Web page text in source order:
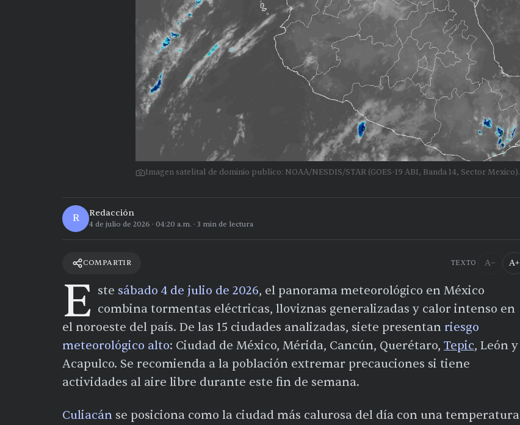
Imagen satelital de dominio publico: NOAA/NESDIS/STAR (GOES-19 ABI, Banda 14, Sector Mexico).
R Redacción
4 de julio de 2026 · 04:20 a.m. · 3 min de lectura
COMPARTIR TEXTO A− A+
E ste sábado 4 de julio de 2026, el panorama meteorológico en México
combina tormentas eléctricas, lloviznas generalizadas y calor intenso en
el noroeste del país. De las 15 ciudades analizadas, siete presentan riesgo
meteorológico alto: Ciudad de México, Mérida, Cancún, Querétaro, Tepic, León y
Acapulco. Se recomienda a la población extremar precauciones si tiene
actividades al aire libre durante este fin de semana.
Culiacán se posiciona como la ciudad más calurosa del día con una temperatura